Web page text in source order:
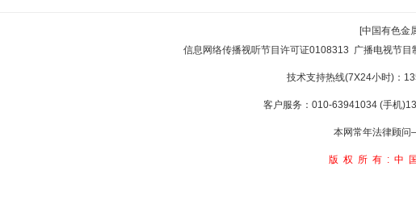
[中国有色金
信息网络传播视听节目许可证0108313 广播电视节目
技术支持热线(7X24小时)：
客户服务：010-63941034 (手机
本网常年法律顾
版权所有:中